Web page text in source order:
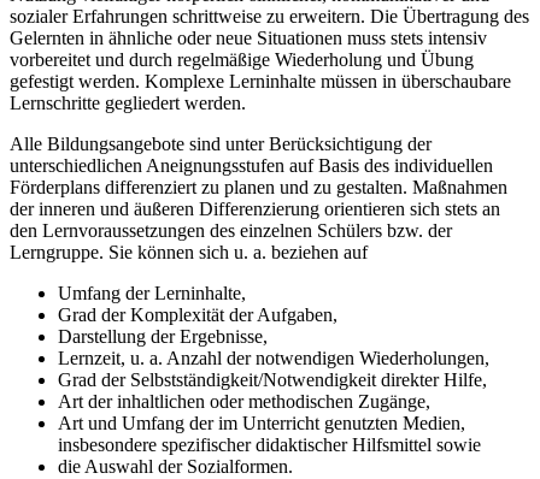
sozialer Erfahrungen schrittweise zu erweitern. Die Übertragung des
Gelernten in ähnliche oder neue Situationen muss stets intensiv
vorbereitet und durch regelmäßige Wiederholung und Übung
gefestigt werden. Komplexe Lerninhalte müssen in überschaubare
Lernschritte gegliedert werden.
Alle Bildungsangebote sind unter Berücksichtigung der
unterschiedlichen Aneignungsstufen auf Basis des individuellen
Förderplans differenziert zu planen und zu gestalten. Maßnahmen
der inneren und äußeren Differenzierung orientieren sich stets an
den Lernvoraussetzungen des einzelnen Schülers bzw. der
Lerngruppe. Sie können sich u. a. beziehen auf
Umfang der Lerninhalte,
Grad der Komplexität der Aufgaben,
Darstellung der Ergebnisse,
Lernzeit, u. a. Anzahl der notwendigen Wiederholungen,
Grad der Selbstständigkeit/Notwendigkeit direkter Hilfe,
Art der inhaltlichen oder methodischen Zugänge,
Art und Umfang der im Unterricht genutzten Medien,
insbesondere spezifischer didaktischer Hilfsmittel sowie
die Auswahl der Sozialformen.